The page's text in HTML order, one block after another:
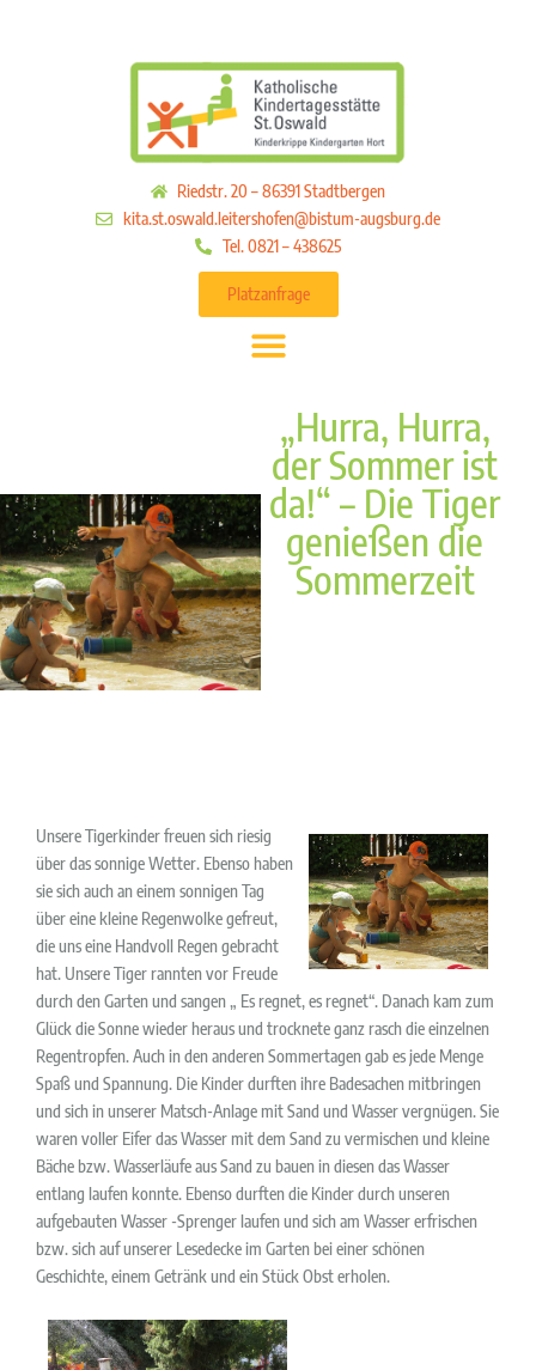
Riedstr. 20 – 86391 Stadtbergen
kita.st.oswald.leitershofen@bistum-augsburg.de
Tel. 0821 – 438625
Platzanfrage
„Hurra, Hurra,
der Sommer ist
da!“ – Die Tiger
genießen die
Sommerzeit
Unsere Tigerkinder freuen sich riesig
über das sonnige Wetter. Ebenso haben
sie sich auch an einem sonnigen Tag
über eine kleine Regenwolke gefreut,
die uns eine Handvoll Regen gebracht
hat. Unsere Tiger rannten vor Freude
durch den Garten und sangen „ Es regnet, es regnet“. Danach kam zum
Glück die Sonne wieder heraus und trocknete ganz rasch die einzelnen
Regentropfen. Auch in den anderen Sommertagen gab es jede Menge
Spaß und Spannung. Die Kinder durften ihre Badesachen mitbringen
und sich in unserer Matsch-Anlage mit Sand und Wasser vergnügen. Sie
waren voller Eifer das Wasser mit dem Sand zu vermischen und kleine
Bäche bzw. Wasserläufe aus Sand zu bauen in diesen das Wasser
entlang laufen konnte. Ebenso durften die Kinder durch unseren
aufgebauten Wasser -Sprenger laufen und sich am Wasser erfrischen
bzw. sich auf unserer Lesedecke im Garten bei einer schönen
Geschichte, einem Getränk und ein Stück Obst erholen.